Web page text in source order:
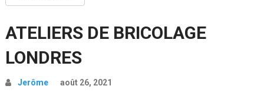
ATELIERS DE BRICOLAGE
LONDRES
Jerôme août 26, 2021